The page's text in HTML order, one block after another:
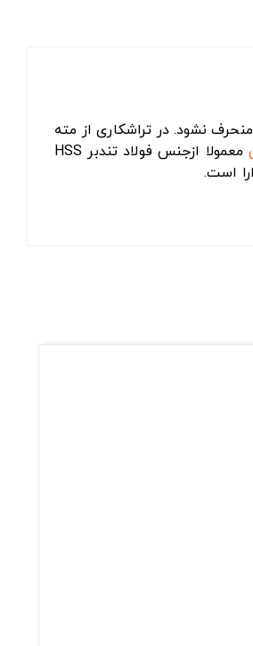
نشود. در تراشکاری از مته
معمولا ازجنس فولاد تندبر HSS
است.